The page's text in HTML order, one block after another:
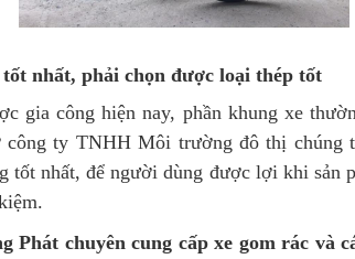
nhất, phải chọn được loại thép tốt
gia công hiện nay, phần khung xe
ty TNHH Môi trường đô thị chúng
tốt nhất, để người dùng được lợi khi sản
chuyên cung cấp xe gom rác và